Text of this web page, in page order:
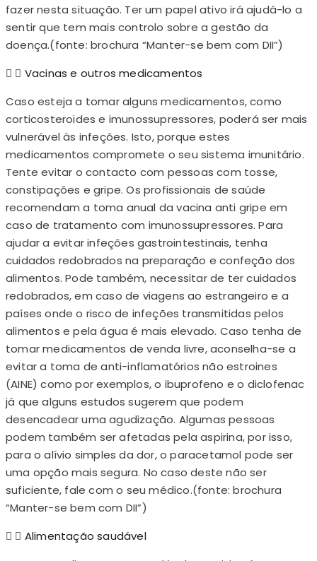
fazer nesta situação. Ter um papel ativo irá ajudá-lo a
sentir que tem mais controlo sobre a gestão da
doença.(fonte: brochura “Manter-se bem com DII”)
Vacinas e outros medicamentos
Caso esteja a tomar alguns medicamentos, como
corticosteroides e imunossupressores, poderá ser mais
vulnerável às infeções. Isto, porque estes
medicamentos compromete o seu sistema imunitário.
Tente evitar o contacto com pessoas com tosse,
constipações e gripe. Os profissionais de saúde
recomendam a toma anual da vacina anti gripe em
caso de tratamento com imunossupressores. Para
ajudar a evitar infeções gastrointestinais, tenha
cuidados redobrados na preparação e confeção dos
alimentos. Pode também, necessitar de ter cuidados
redobrados, em caso de viagens ao estrangeiro e a
países onde o risco de infeções transmitidas pelos
alimentos e pela água é mais elevado. Caso tenha de
tomar medicamentos de venda livre, aconselha-se a
evitar a toma de anti-inflamatórios não estroines
(AINE) como por exemplos, o ibuprofeno e o diclofenac
já que alguns estudos sugerem que podem
desencadear uma agudização. Algumas pessoas
podem também ser afetadas pela aspirina, por isso,
para o alívio simples da dor, o paracetamol pode ser
uma opção mais segura. No caso deste não ser
suficiente, fale com o seu médico.(fonte: brochura
“Manter-se bem com DII”)
Alimentação saudável